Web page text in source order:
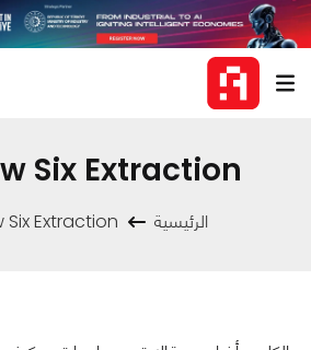
Six Extraction
الرئيسية Extraction